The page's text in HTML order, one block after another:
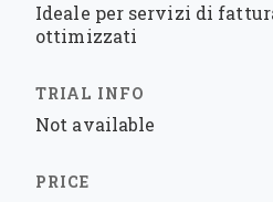
Ideale per servizi di
ottimizzati
Not available